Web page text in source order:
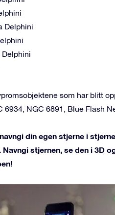
Delphini
Delphini
som har blitt
6934, NGC 6891, Blue Flash
din egen stjerne i
stjernen, se den i 3D